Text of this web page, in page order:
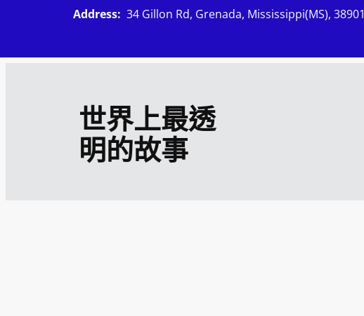
主
世界上最透
明的故事
Address: 34 Gillon Rd, Grenada, Mississippi(MS), 38901